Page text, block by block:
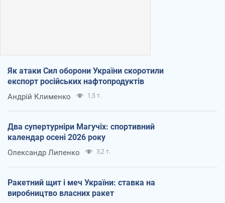
Як атаки Сил оборони України скоротили
експорт російських нафтопродуктів
Андрій Клименко 1,5 т.
Два супертурніри Магучіх: спортивний
календар осені 2026 року
Олександр Липенко 3,2 т.
Ракетний щит і меч України: ставка на
виробництво власних ракет